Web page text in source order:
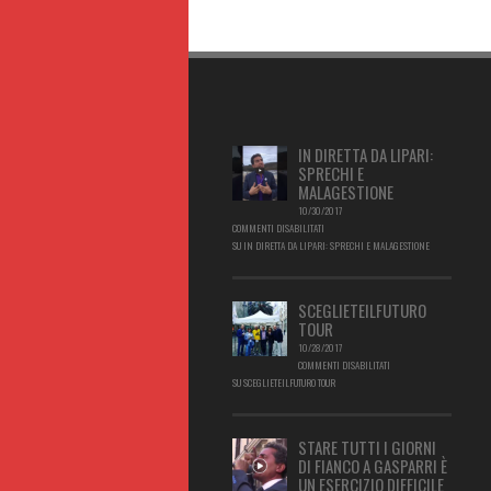
IN DIRETTA DA LIPARI:
SPRECHI E
MALAGESTIONE
10/30/2017
COMMENTI DISABILITATI
SU IN DIRETTA DA LIPARI: SPRECHI E MALAGESTIONE
SCEGLIETEILFUTURO
TOUR
10/28/2017
COMMENTI DISABILITATI
SU SCEGLIETEILFUTURO TOUR
STARE TUTTI I GIORNI
DI FIANCO A GASPARRI È
UN ESERCIZIO DIFFICILE